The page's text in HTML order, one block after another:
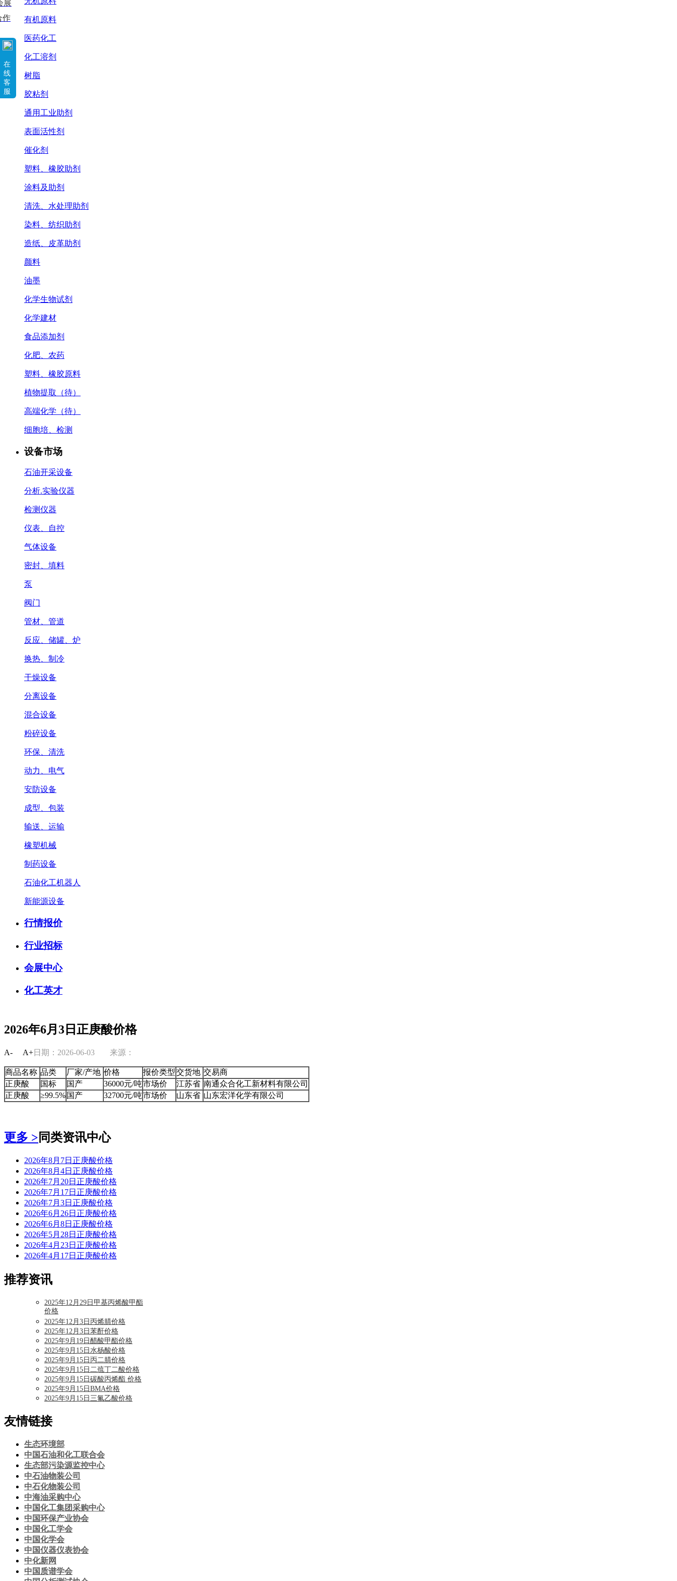
有机原料
医药化工
化工溶剂
树脂
胶粘剂
通用工业助剂
表面活性剂
催化剂
塑料、橡胶助剂
涂料及助剂
清洗、水处理助剂
染料、纺织助剂
造纸、皮革助剂
颜料
油墨
化学生物试剂
化学建材
食品添加剂
化肥、农药
塑料、橡胶原料
植物提取（待）
高端化学（待）
细胞培、检测
设备市场
石油开采设备
分析.实验仪器
检测仪器
仪表、自控
气体设备
密封、填料
泵
阀门
管材、管道
反应、储罐、炉
换热、制冷
干燥设备
分离设备
混合设备
粉碎设备
环保、清洗
动力、电气
安防设备
成型、包装
输送、运输
橡塑机械
制药设备
石油化工机器人
新能源设备
行情报价
行业招标
会展中心
化工英才
展
作
在
线
客
服
2026年6月3日正庚酸价格
A- A+日期：2026-06-03 来源：
商品名称 品类 厂家/产地 价格 报价类型交货地 交易商
正庚酸
国标 国产 36000元/吨市场价 江苏省 南通众合化工新材料有限公司
正庚酸
≥99.5% 国产 32700元/吨市场价 山东省 山东宏洋化学有限公司
更多 >同类资讯中心
2026年8月7日正庚酸价格
2026年8月4日正庚酸价格
2026年7月20日正庚酸价格
2026年7月17日正庚酸价格
2026年7月3日正庚酸价格
2026年6月26日正庚酸价格
2026年6月8日正庚酸价格
2026年5月28日正庚酸价格
2026年4月23日正庚酸价格
2026年4月17日正庚酸价格
推荐资讯
2025年12月29日甲基丙烯酸甲酯
价格
2025年12月3日丙烯腈价格
2025年12月3日苯酐价格
2025年9月19日醋酸甲酯价格
2025年9月15日水杨酸价格
2025年9月15日丙二腈价格
2025年9月15日二巯丁二酸价格
2025年9月15日碳酸丙烯酯 价格
2025年9月15日BMA价格
2025年9月15日三氟乙酸价格
友情链接
生态环境部
中国石油和化工联合会
生态部污染源监控中心
中石油物装公司
中石化物装公司
中海油采购中心
中国化工集团采购中心
中国环保产业协会
中国化工学会
中国化学会
中国仪器仪表协会
中化新网
中国质谱学会